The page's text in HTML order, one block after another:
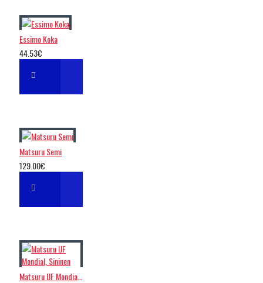
Essimo Koka
44.53€
Matsuru Semi
129.00€